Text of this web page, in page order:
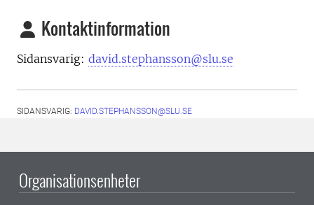
Kontaktinformation
Sidansvarig: david.stephansson@slu.se
SIDANSVARIG: DAVID.STEPHANSSON@SLU.SE
Organisationsenheter